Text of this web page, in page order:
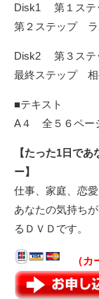
Disk1 第１ステ
第２ステップ ラ
Disk2 第３ステ
最終ステップ 相
■テキスト
A４ 全５６ペー
【たった1日で
ー】
仕事、家庭、恋
あなたの気持ち
るＤＶＤです。
（カ